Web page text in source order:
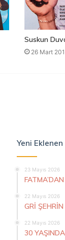
Suskun
26 Mart
Yeni
23 Mayıs 2026
22 Mayıs 2026
GRİ
22 Mayıs 2026
30